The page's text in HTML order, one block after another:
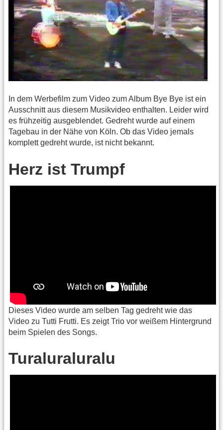
In dem Werbefilm zum Video zum Album Bye Bye ist ein
Ausschnitt aus diesem Musikvideo enthalten. Leider wird
es frühzeitig ausgeblendet. Gedreht wurde auf einem
Tagebau in der Nähe von Köln. Ob das Video jemals
komplett gedreht wurde, ist nicht bekannt.
Herz ist Trumpf
Dieses Video wurde am selben Tag gedreht wie das
Video zu Tutti Frutti. Es zeigt Trio vor weißem Hintergrund
beim Spielen des Songs.
Turaluraluralu